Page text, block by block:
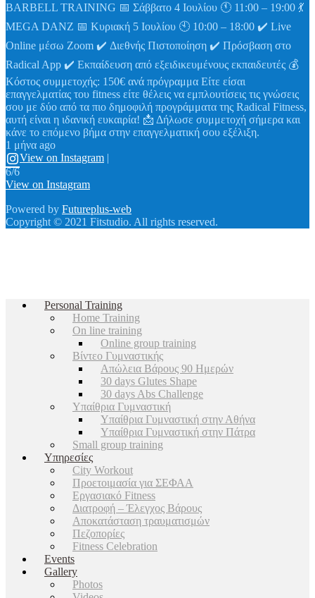
BARBELL TRAINING 📅 Σάββατο 4 Ιουλίου 🕚 11:00 – 19:00 💃
MEGA DANZ 📅 Κυριακή 5 Ιουλίου 🕙 10:00 – 18:00 ✔️ Live
Online μέσω Zoom ✔️ Διεθνής Πιστοποίηση ✔️ Πρόσβαση στο
Radical App ✔️ Εκπαίδευση από εξειδικευμένους εκπαιδευτές 💰
Κόστος συμμετοχής: 150€ ανά πρόγραμμα Είτε είσαι
επαγγελματίας του fitness είτε θέλεις να εμπλουτίσεις τις γνώσεις
σου με δύο από τα πιο δημοφιλή προγράμματα της Radical Fitness,
αυτή είναι η ιδανική ευκαιρία! 📩 Δήλωσε συμμετοχή σήμερα και
κάνε το επόμενο βήμα στην επαγγελματική σου εξέλιξη.
1 μήνα ago
View on Instagram |
6/6
View on Instagram
Powered by Futureplus-web
Copyright © 2021 Fitstudio. All rights reserved.
Personal Training
Home Training
On line training
Online group training
Βίντεο Γυμναστικής
Απώλεια Βάρους 90 Ημερών
30 days Glutes Shape
30 days Abs Challenge
Υπαίθρια Γυμναστική
Υπαίθρια Γυμναστική στην Αθήνα
Υπαίθρια Γυμναστική στην Πάτρα
Small group training
Υπηρεσίες
City Workout
Προετοιμασία για ΣΕΦΑΑ
Εργασιακό Fitness
Διατροφή – Έλεγχος Βάρους
Αποκατάσταση τραυματισμών
Πεζοπορίες
Fitness Celebration
Events
Gallery
Photos